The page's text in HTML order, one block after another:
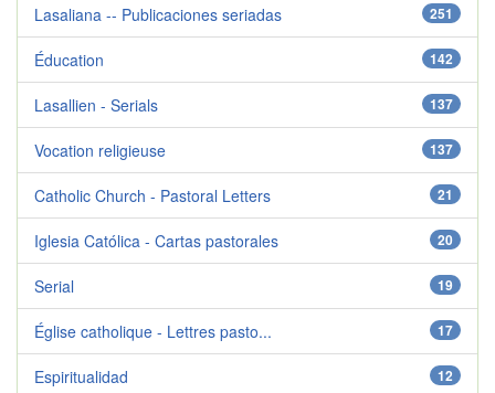
251
Lasaliana -- Publicaciones seriadas
142
Éducation
137
Lasallien - Serials
137
Vocation religieuse
21
Catholic Church - Pastoral Letters
20
Iglesia Católica - Cartas pastorales
19
Serial
17
Église catholique - Lettres pasto...
12
Espiritualidad